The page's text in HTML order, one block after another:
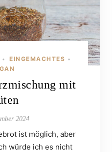
• EINGEMACHTES •
mit
2024
ist möglich, aber
würde ich es nicht